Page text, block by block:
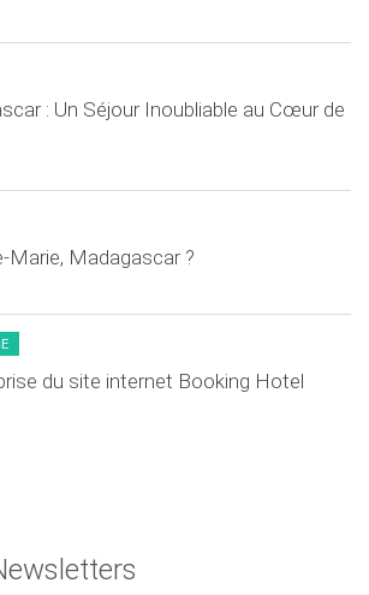
: Un Séjour Inoubliable au Cœur de
Marie, Madagascar ?
du site internet Booking Hotel